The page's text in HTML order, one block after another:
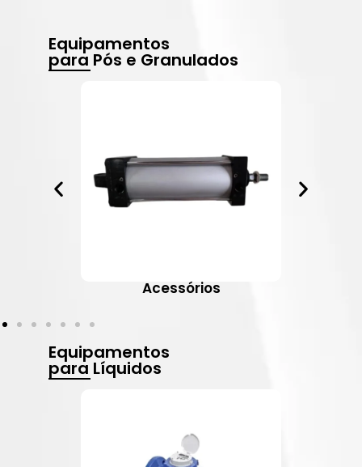
Equipamentos
para Pós e Granulados
Acessórios
Equipamentos
para Líquidos